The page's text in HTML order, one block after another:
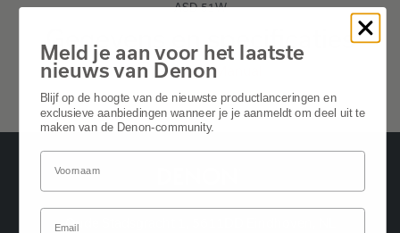
ASD-51W
Gegevens en specificaties
Online Manual
Oude Stadsgracht 1, 5611DD Eindhoven, NL
Meld je aan voor het laatste
nieuws van Denon
Blijf op de hoogte van de nieuwste productlanceringen en
exclusieve aanbiedingen wanneer je je aanmeldt om deel uit te
maken van de Denon-community.